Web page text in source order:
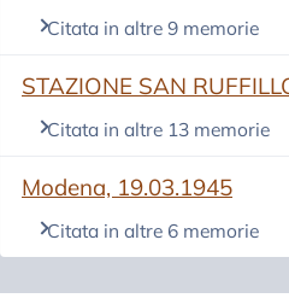
Citata in altre 9 memorie
STAZIONE SAN
(si apre in una nuova
Citata in altre 13 memorie
Modena, 19.03.1945
(si apre in una nuova
Citata in altre 6 memorie